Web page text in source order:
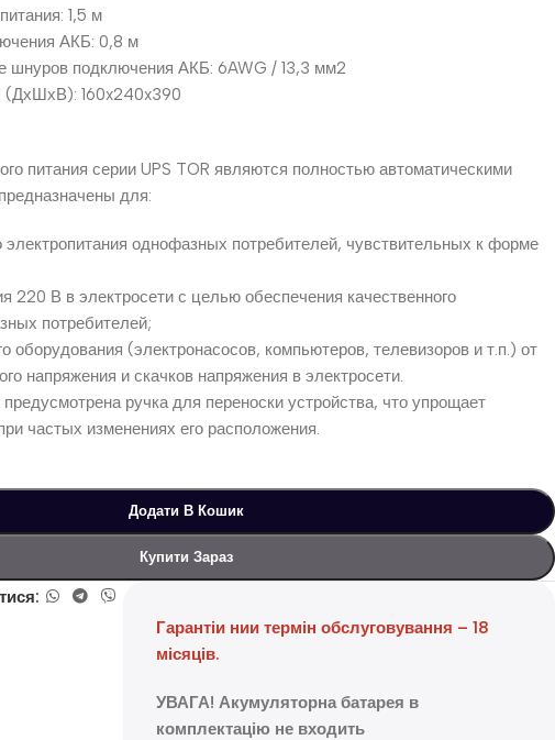
1,5 м
АКБ: 0,8 м
шнуров подключения АКБ: 6AWG / 13,3 мм2
(ДхШхВ): 160x240x390
питания серии UPS TOR являются полностью автоматическими
для:
электропитания однофазных потребителей, чувствительных к форме
220 В в электросети с целью обеспечения качественного
потребителей;
оборудования (электронасосов, компьютеров, телевизоров и т.п.) от
напряжения и скачков напряжения в электросети.
ручка для переноски устройства, что упрощает
частых изменениях его расположения.
Додати В Кошик
Купити Зараз
Гарантіи нии термін обслуговування – 18
місяців.
УВАГА! Акумуляторна батарея в
комплектацію не входить